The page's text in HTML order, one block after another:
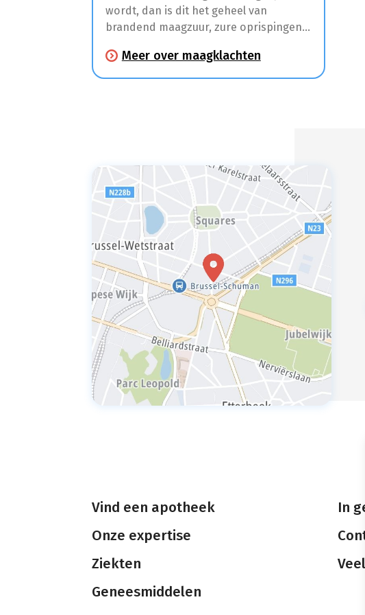
wordt, dan is dit het geheel van
brandend maagzuur, zure oprispingen
spijsverteringsproblemen.
Meer over maagklachten
Vind een apotheek
Onze expertise
Ziekten
Geneesmiddelen
In